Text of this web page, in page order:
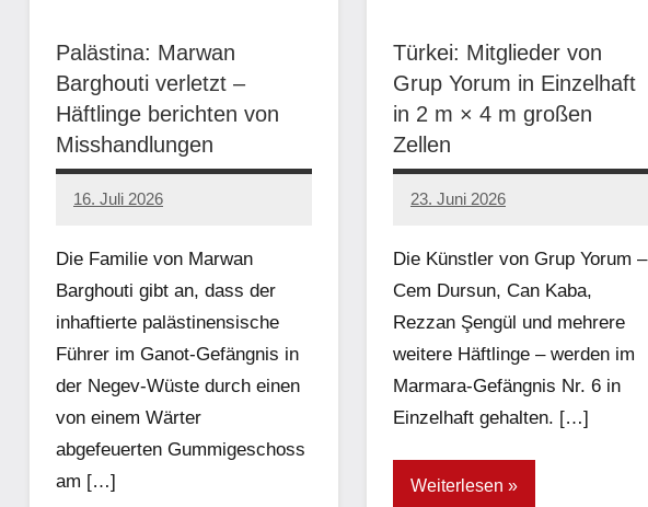
Palästina: Marwan
Barghouti verletzt –
Häftlinge berichten von
Misshandlungen
16. Juli 2026
network
Die Familie von Marwan
Barghouti gibt an, dass der
inhaftierte palästinensische
Führer im Ganot-Gefängnis in
der Negev-Wüste durch einen
von einem Wärter
abgefeuerten Gummigeschoss
am […]
Türkei: Mitglieder von
Grup Yorum in Einzelhaft
in 2 m × 4 m großen
Zellen
23. Juni 2026
network
Die Künstler von Grup Yorum –
Cem Dursun, Can Kaba,
Rezzan Şengül und mehrere
weitere Häftlinge – werden im
Marmara-Gefängnis Nr. 6 in
Einzelhaft gehalten. […]
Weiterlesen